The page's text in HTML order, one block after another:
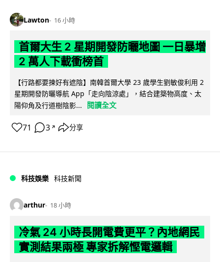
Lawton 16 小時
首爾大生 2 星期開發防曬地圖 一日暴增
2 萬人下載衝榜首
【行路都要揀好有遮陰】南韓首爾大學 23 歲學生劉敏俊利用 2
星期開發防曬導航 App「走向陰涼處」，結合建築物高度、太
陽仰角及行道樹陰影...
閱讀全文
71 3 ↗ 分享
科技娛樂 科技新聞
arthur 18 小時
冷氣 24 小時長開電費更平？內地網民
實測結果兩極 專家拆解慳電邏輯